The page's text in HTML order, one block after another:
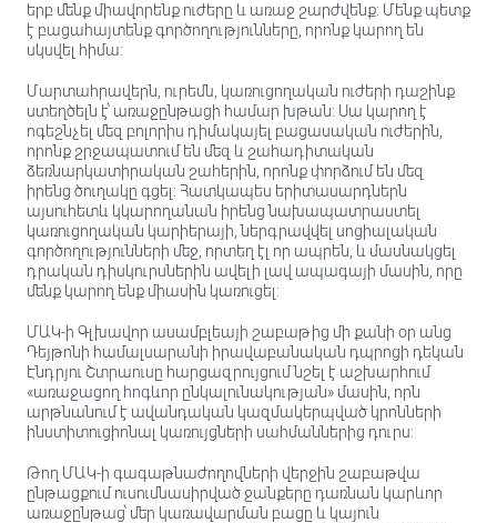
երբ մենք միավորենք ուժերը և առաջ շարժվենք: Մենք պետք
է բացահայտենք գործողությունները, որոնք կարող են
սկսվել հիմա:
Մարտահրավերն, ուրեմն, կառուցողական ուժերի դաշինք
ստեղծելն է՝ առաջընթացի համար խթան: Սա կարող է
ոգեշնչել մեզ բոլորիս դիմակայել բացասական ուժերին,
որոնք շրջապատում են մեզ և շահադիտական
ձեռնարկատիրական շահերին, որոնք փորձում են մեզ
իրենց ծուղակը գցել: Հատկապես երիտասարդներն
այսուհետև կկարողանան իրենց նախապատրաստել
կառուցողական կարիերայի, ներգրավվել սոցիալական
գործողությունների մեջ, որտեղ էլ որ ապրեն, և մասնակցել
դրական դիսկուրսներին ավելի լավ ապագայի մասին, որը
մենք կարող ենք միասին կառուցել:
ՄԱԿ-ի Գլխավոր ասամբլեայի շաբաթից մի քանի օր անց
Դեյթոնի համալսարանի իրավաբանական դպրոցի դեկան
Էնդրյու Շտրաուսը հարցազրույցում նշել է աշխարհում
«առաջացող հոգևոր ընկալունակության» մասին, որն
արթնանում է ավանդական կազմակերպված կրոնների
ինստիտուցիոնալ կառույցների սահմաններից դուրս:
Թող ՄԱԿ-ի գագաթնաժողովների վերջին շաբաթվա
ընթացքում ուսումնասիրված ջանքերը դառնան կարևոր
առաջընթաց՝ մեր կառավարման բացը և կայուն